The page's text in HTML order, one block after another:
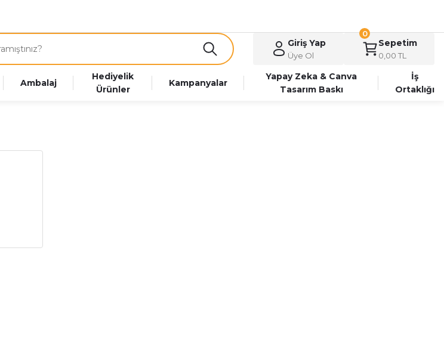
Giriş Yap
Üye Ol
Sepetim
0,00 TL
0
Ambalaj
Hediyelik
Ürünler
Kampanyalar
Yapay Zeka & Canva
Tasarım Baskı
İş
Ortaklığı